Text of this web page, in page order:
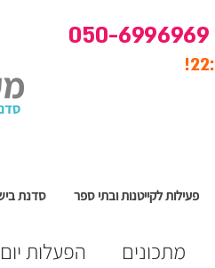
050-6996969
פעילות לקייטנות ובתי ספר סדנת
מתכונים הפעלות